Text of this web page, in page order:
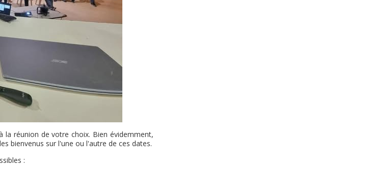
la réunion de votre choix. Bien évidemment,
bienvenus sur l'une ou l'autre de ces dates.
: